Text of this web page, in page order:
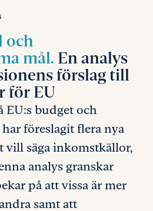
och
mål. En analys
förslag till
för EU
EU:s budget och
föreslagit flera nya
vill säga inkomstkällor,
analys granskar
på att vissa är mer
samt att